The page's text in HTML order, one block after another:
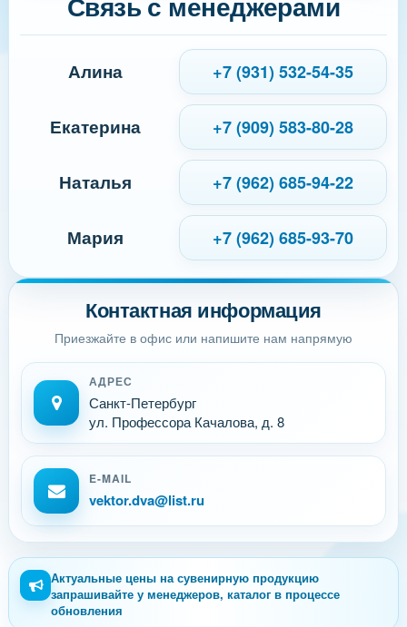
Контактная информация
Приезжайте в офис или напишите нам напрямую
АДРЕС
Санкт-Петербург
ул. Профессора Качалова, д. 8
E-MAIL
vektor.dva@list.ru
Алина +7 (931) 532-54-35
Екатерина +7 (909) 583-80-28
Наталья +7 (962) 685-94-22
Мария +7 (962) 685-93-70
Актуальные цены на сувенирную продукцию
запрашивайте у менеджеров, каталог в процессе
обновления